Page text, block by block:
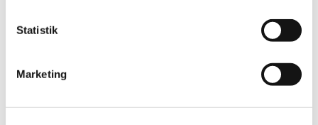
Statistik
Marketing
2011 (8)
2009 (2)